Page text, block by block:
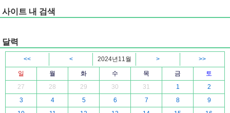
사이트 내 검색
달력
<< < 2024년11월 >
>>
일
월 화 수 목 금
토
27
28 29 30 31 1
2
3
4 5 6 7 8
9